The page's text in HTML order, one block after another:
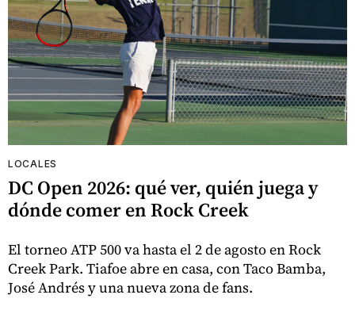
LOCALES
DC Open 2026: qué ver, quién juega y
dónde comer en Rock Creek
El torneo ATP 500 va hasta el 2 de agosto en Rock
Creek Park. Tiafoe abre en casa, con Taco Bamba,
José Andrés y una nueva zona de fans.